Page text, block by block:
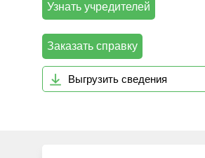
Узнать учредителей
Заказать справку
Выгрузить сведения